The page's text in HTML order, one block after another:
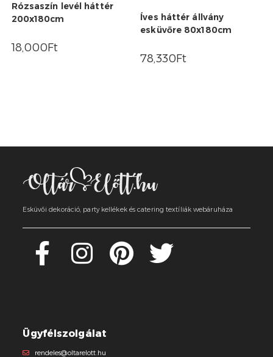
Rózsaszín levél háttér
200x180cm
18,000Ft
Íves háttér állvány
esküvőre 80x180cm
78,330Ft
Esküvői dekoráció, party kellékek és catering textíliák webáruháza
Ügyfélszolgálat
rendeles@oltarelott.hu